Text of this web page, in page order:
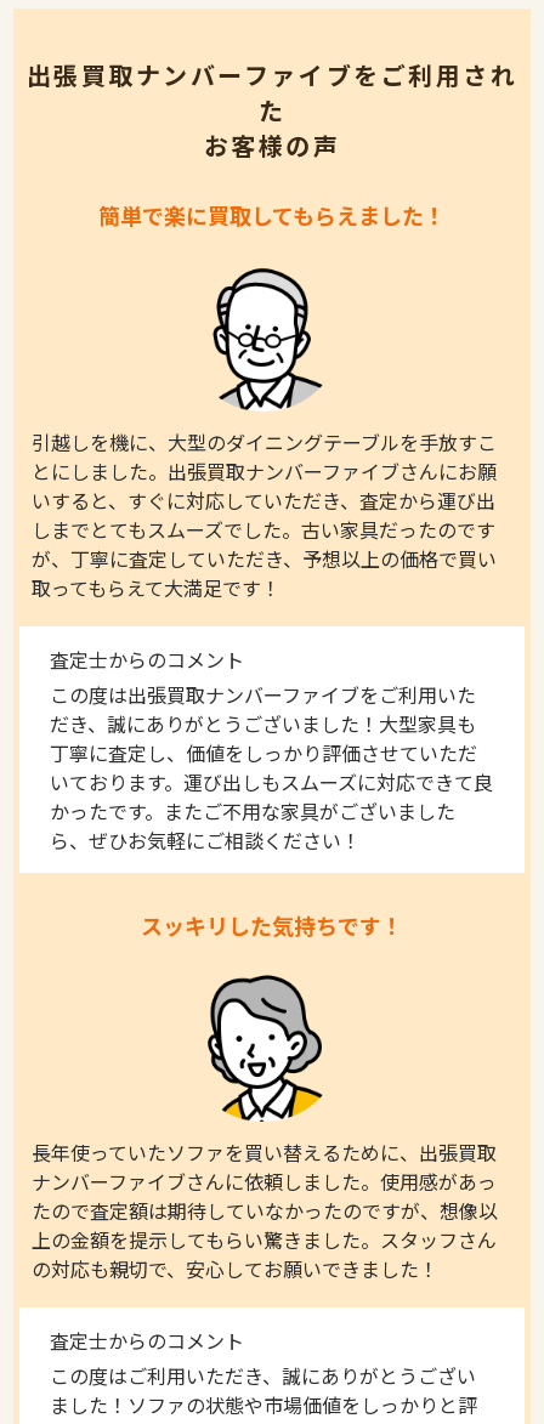
出張買取ナンバーファイブをご利用され
た
お客様の声
簡単で楽に買取してもらえました！
引越しを機に、大型のダイニングテーブルを手放すこ
とにしました。出張買取ナンバーファイブさんにお願
いすると、すぐに対応していただき、査定から運び出
しまでとてもスムーズでした。古い家具だったのです
が、丁寧に査定していただき、予想以上の価格で買い
取ってもらえて大満足です！
査定士からのコメント
この度は出張買取ナンバーファイブをご利用いた
だき、誠にありがとうございました！大型家具も
丁寧に査定し、価値をしっかり評価させていただ
いております。運び出しもスムーズに対応できて良
かったです。またご不用な家具がございました
ら、ぜひお気軽にご相談ください！
スッキリした気持ちです！
長年使っていたソファを買い替えるために、出張買取
ナンバーファイブさんに依頼しました。使用感があっ
たので査定額は期待していなかったのですが、想像以
上の金額を提示してもらい驚きました。スタッフさん
の対応も親切で、安心してお願いできました！
査定士からのコメント
この度はご利用いただき、誠にありがとうござい
ました！ソファの状態や市場価値をしっかりと評